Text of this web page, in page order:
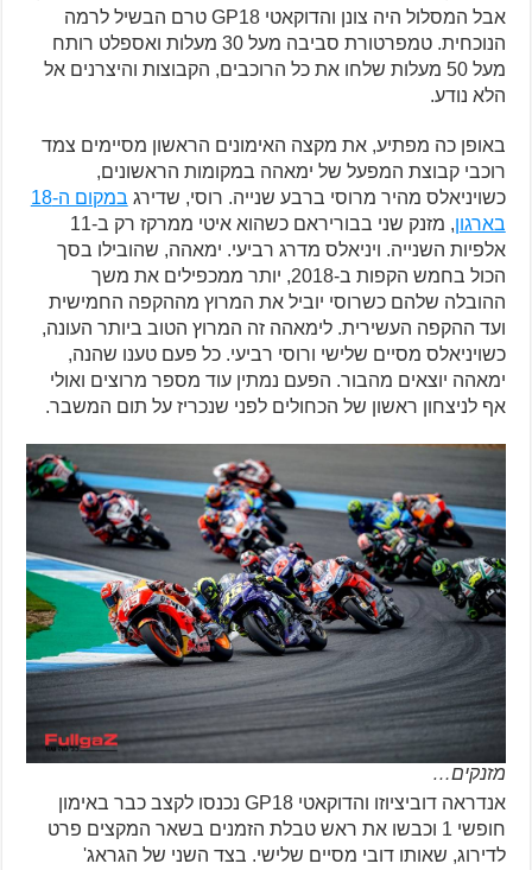
אבל המסלול היה צונן והדוקאטי GP18 טרם הבשיל לרמה
הנוכחית. טמפרטורת סביבה מעל 30 מעלות ואספלט רותח
מעל 50 מעלות שלחו את כל הרוכבים, הקבוצות והיצרנים אל
הלא נודע.
באופן כה מפתיע, את מקצה האימונים הראשון מסיימים צמד
רוכבי קבוצת המפעל של ימאהה במקומות הראשונים,
כשויניאלס מהיר מרוסי ברבע שנייה. רוסי, שדירג
במקום ה-18
בארגון
, מזנק שני בבוריראם כשהוא איטי ממרקז רק ב-11
אלפיות השנייה. ויניאלס מדרג רביעי. ימאהה, שהובילו בסך
הכול בחמש הקפות ב-2018, יותר ממכפילים את משך
ההובלה שלהם כשרוסי יוביל את המרוץ מההקפה החמישית
ועד ההקפה העשירית. לימאהה זה המרוץ הטוב ביותר העונה,
כשויניאלס מסיים שלישי ורוסי רביעי. כל פעם טענו שהנה,
ימאהה יוצאים מהבור. הפעם נמתין עוד מספר מרוצים ואולי
אף לניצחון ראשון של הכחולים לפני שנכריז על תום המשבר.
מזנקים…
אנדראה דוביציוזו והדוקאטי GP18 נכנסו לקצב כבר באימון
חופשי 1 וכבשו את ראש טבלת הזמנים בשאר המקצים פרט
לדירוג, שאותו דובי מסיים שלישי. בצד השני של הגראג'